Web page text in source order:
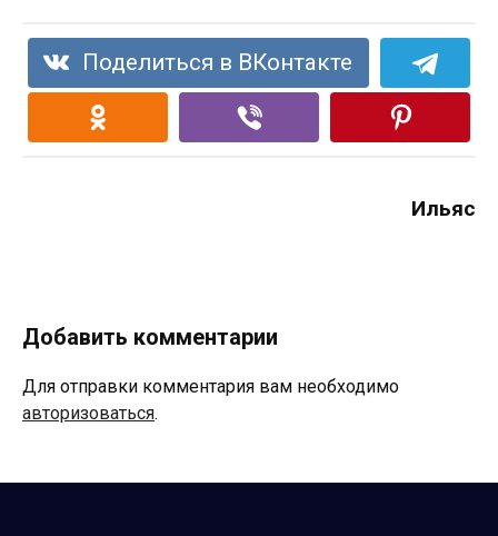
Поделиться в ВКонтакте
Ильяс
Добавить комментарии
Для отправки комментария вам необходимо
авторизоваться.